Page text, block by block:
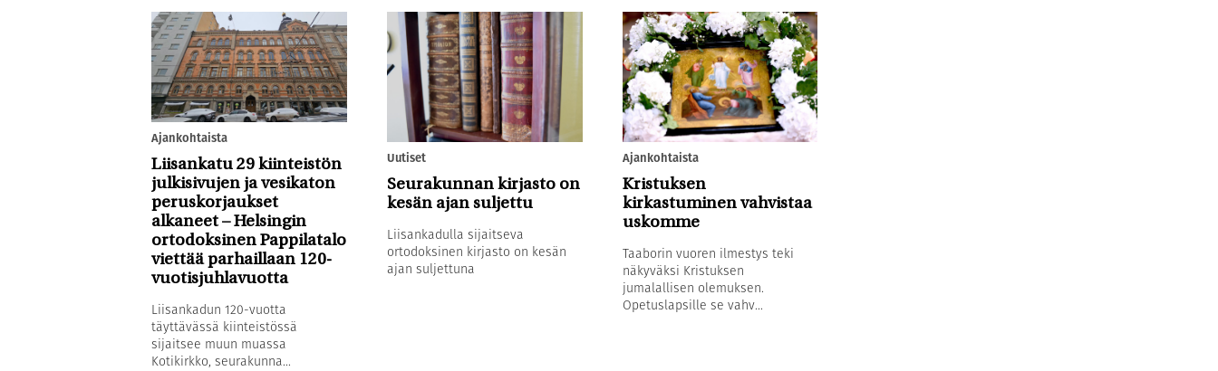
Ajankohtaista
Liisankatu 29 kiinteistön
julkisivujen ja vesikaton
peruskorjaukset
alkaneet – Helsingin
ortodoksinen Pappilatalo
viettää parhaillaan 120-
vuotisjuhlavuotta
Liisankadun 120-vuotta
täyttävässä kiinteistössä
sijaitsee muun muassa
Kotikirkko, seurakunna...
Uutiset
Seurakunnan kirjasto on
kesän ajan suljettu
Liisankadulla sijaitseva
ortodoksinen kirjasto on kesän
ajan suljettuna
Ajankohtaista
Kristuksen
kirkastuminen vahvistaa
uskomme
Taaborin vuoren ilmestys teki
näkyväksi Kristuksen
jumalallisen olemuksen.
Opetuslapsille se vahv...